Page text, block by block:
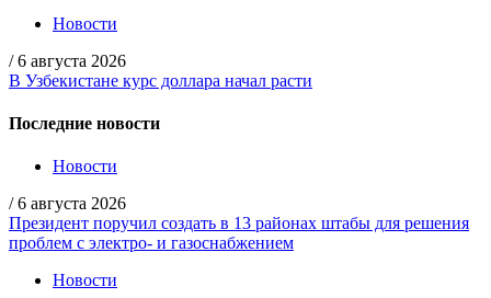
Новости
/ 6 августа 2026
В Узбекистане курс доллара начал расти
Последние новости
Новости
/ 6 августа 2026
Президент поручил создать в 13 районах штабы для решения
проблем с электро- и газоснабжением
Новости